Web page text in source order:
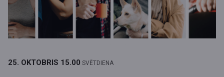
25. OKTOBRIS 15.00 SVĒTDIENA